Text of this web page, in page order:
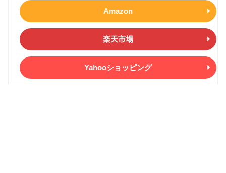
Amazon
楽天市場
Yahooショッピング